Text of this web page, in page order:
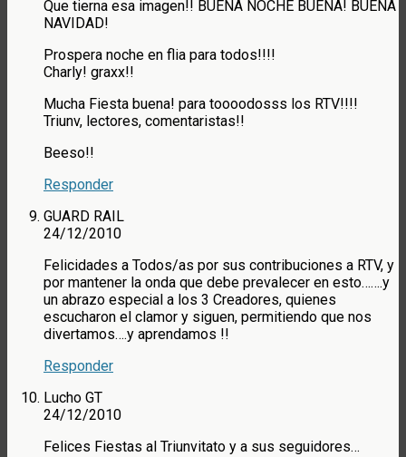
Que tierna esa imagen!! BUENA NOCHE BUENA! BUENA
NAVIDAD!
Prospera noche en flia para todos!!!!
Charly! graxx!!
Mucha Fiesta buena! para toooodosss los RTV!!!!
Triunv, lectores, comentaristas!!
Beeso!!
Responder
GUARD RAIL
24/12/2010
Felicidades a Todos/as por sus contribuciones a RTV, y
por mantener la onda que debe prevalecer en esto…….y
un abrazo especial a los 3 Creadores, quienes
escucharon el clamor y siguen, permitiendo que nos
divertamos….y aprendamos !!
Responder
Lucho GT
24/12/2010
Felices Fiestas al Triunvitato y a sus seguidores…